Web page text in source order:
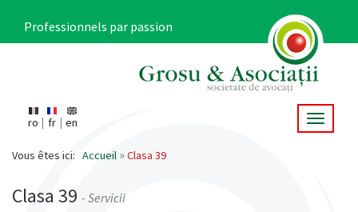
contenu
Professionnels par passion
ro fr en
Main
navigation
Toggle
Vous êtes ici: Accueil Clasa 39
Clasa 39 - Servicii